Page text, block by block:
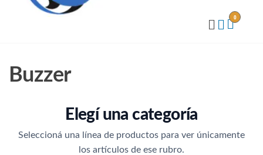
0
Buzzer
Elegí una categoría
Seleccioná una línea de productos para ver únicamente
los artículos de ese rubro.